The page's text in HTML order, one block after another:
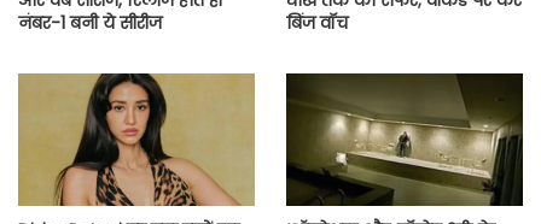
नंबर-1 बनी ये सीरीज
बिंज वॉच